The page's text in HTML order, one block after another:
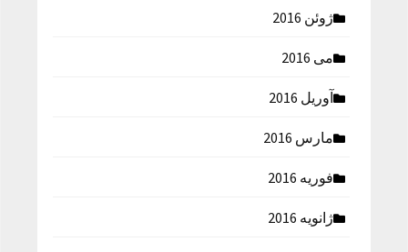
ژوئن 2016
می 2016
آوریل 2016
مارس 2016
فوریه 2016
ژانویه 2016